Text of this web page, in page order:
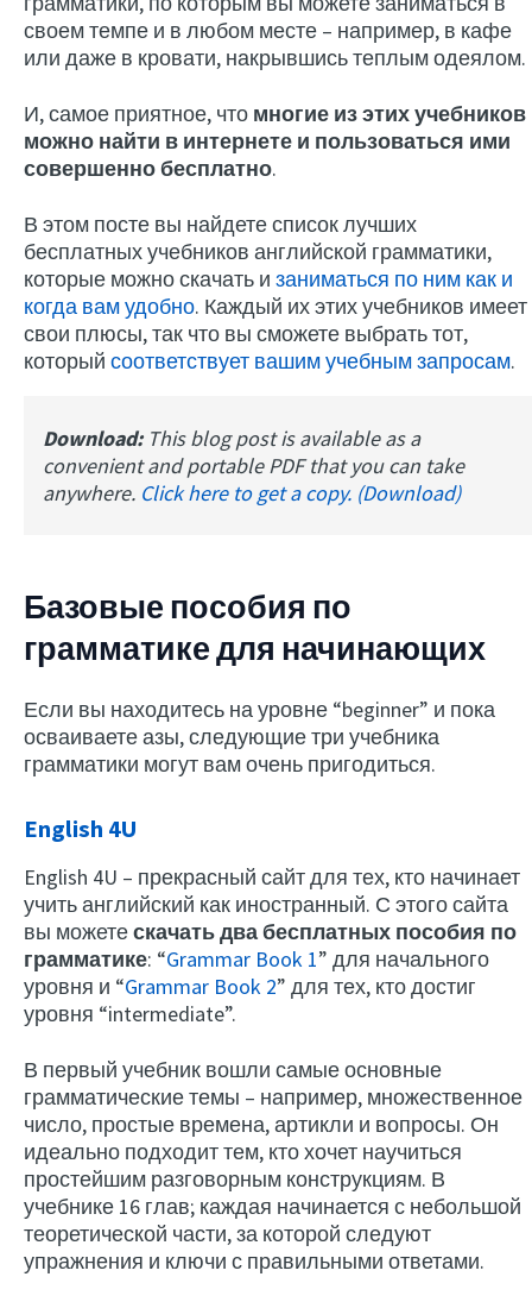
Try
своем темпе и в любом месте – например, в кафе
или даже в кровати, накрывшись теплым одеялом.
И, самое приятное, что многие из этих учебников
можно найти в интернете и пользоваться ими
совершенно бесплатно.
В этом посте вы найдете список лучших
бесплатных учебников английской грамматики,
которые можно скачать и заниматься по ним как и
когда вам удобно. Каждый их этих учебников имеет
свои плюсы, так что вы сможете выбрать тот,
который соответствует вашим учебным запросам.
Download: This blog post is available as a
convenient and portable PDF that you can take
anywhere. Click here to get a copy. (Download)
Базовые пособия по
грамматике для начинающих
Если вы находитесь на уровне “beginner” и пока
осваиваете азы, следующие три учебника
грамматики могут вам очень пригодиться.
English 4U
English 4U – прекрасный сайт для тех, кто начинает
учить английский как иностранный. С этого сайта
вы можетескачать два бесплатных пособия по
грамматике: “Grammar Book 1” для начального
уровня и “Grammar Book 2” для тех, кто достиг
уровня “intermediate”.
В первый учебник вошли самые основные
грамматические темы – например, множественное
число, простые времена, артикли и вопросы. Он
идеально подходит тем, кто хочет научиться
простейшим разговорным конструкциям. В
учебнике 16 глав; каждая начинается с небольшой
теоретической части, за которой следуют
упражнения и ключи с правильными ответами.